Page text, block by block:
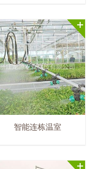
智能连栋温室